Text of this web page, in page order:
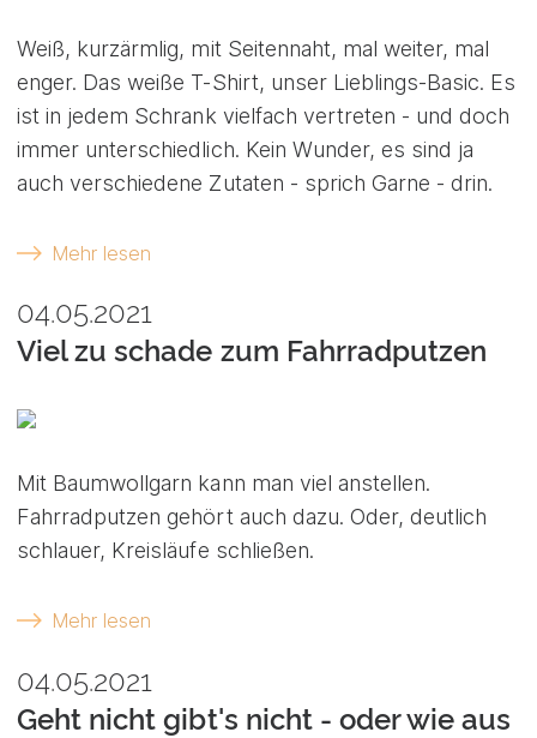
Weiß, kurzärmlig, mit Seitennaht, mal weiter, mal
enger. Das weiße T-Shirt, unser Lieblings-Basic. Es
ist in jedem Schrank vielfach vertreten - und doch
immer unterschiedlich. Kein Wunder, es sind ja
auch verschiedene Zutaten - sprich Garne - drin.
Mehr lesen
04.05.2021
Viel zu schade zum Fahrradputzen
Mit Baumwollgarn kann man viel anstellen.
Fahrradputzen gehört auch dazu. Oder, deutlich
schlauer, Kreisläufe schließen.
Mehr lesen
04.05.2021
Geht nicht gibt's nicht - oder wie aus